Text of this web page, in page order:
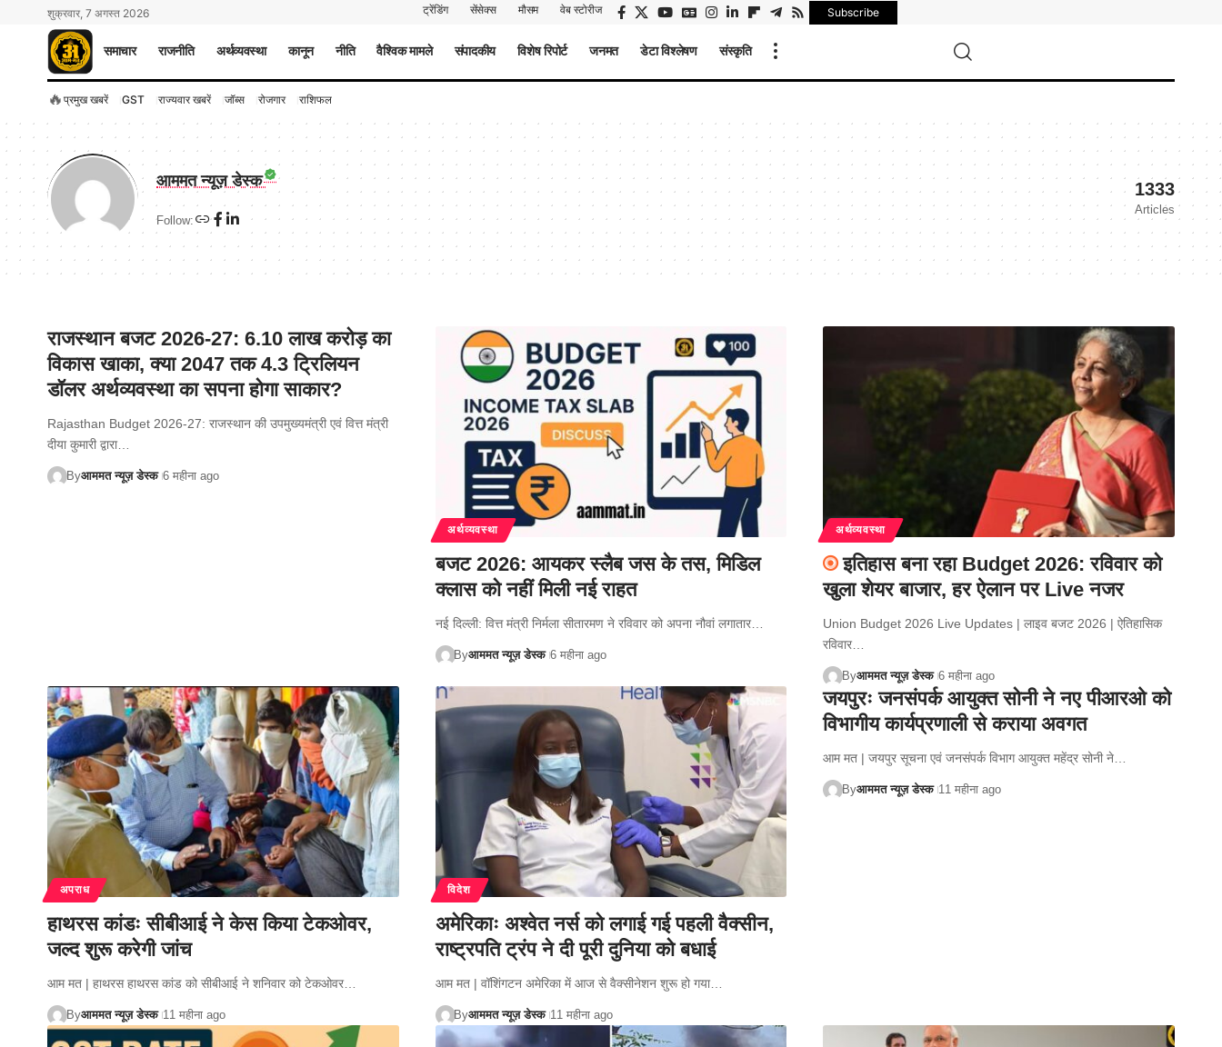
शुक्रवार, 7 अगस्त 2026 ट्रेंडिंग सेंसेक्स मौसम वेब स्टोरीज Subscribe
समाचार राजनीति अर्थव्यवस्था कानून नीति वैश्विक मामले संपादकीय विशेष रिपोर्ट जनमत डेटा विश्लेषण संस्कृति
🔥 प्रमुख खबरें GST राज्यवार खबरें जॉब्स रोजगार राशिफल
आममत न्यूज़ डेस्क
Follow:
1333
Articles
राजस्थान बजट 2026-27: 6.10 लाख करोड़ का
विकास खाका, क्या 2047 तक 4.3 ट्रिलियन
डॉलर अर्थव्यवस्था का सपना होगा साकार?
Rajasthan Budget 2026-27: राजस्थान की उपमुख्यमंत्री एवं वित्त मंत्री
दीया कुमारी द्वारा…
Byआममत न्यूज़ डेस्क 6 महीना ago
अर्थव्यवस्था
बजट 2026: आयकर स्लैब जस के तस, मिडिल
क्लास को नहीं मिली नई राहत
नई दिल्ली: वित्त मंत्री निर्मला सीतारमण ने रविवार को अपना नौवां लगातार…
Byआममत न्यूज़ डेस्क 6 महीना ago
अर्थव्यवस्था
इतिहास बना रहा Budget 2026: रविवार को
खुला शेयर बाजार, हर ऐलान पर Live नजर
Union Budget 2026 Live Updates | लाइव बजट 2026 | ऐतिहासिक
रविवार…
Byआममत न्यूज़ डेस्क 6 महीना ago
अपराध
हाथरस कांडः सीबीआई ने केस किया टेकओवर,
जल्द शुरू करेगी जांच
आम मत | हाथरस हाथरस कांड को सीबीआई ने शनिवार को टेकओवर…
Byआममत न्यूज़ डेस्क 11 महीना ago
विदेश
अमेरिकाः अश्वेत नर्स को लगाई गई पहली वैक्सीन,
राष्ट्रपति ट्रंप ने दी पूरी दुनिया को बधाई
आम मत | वॉशिंगटन अमेरिका में आज से वैक्सीनेशन शुरू हो गया…
Byआममत न्यूज़ डेस्क 11 महीना ago
जयपुरः जनसंपर्क आयुक्त सोनी ने नए पीआरओ को
विभागीय कार्यप्रणाली से कराया अवगत
आम मत | जयपुर सूचना एवं जनसंपर्क विभाग आयुक्त महेंद्र सोनी ने…
Byआममत न्यूज़ डेस्क 11 महीना ago